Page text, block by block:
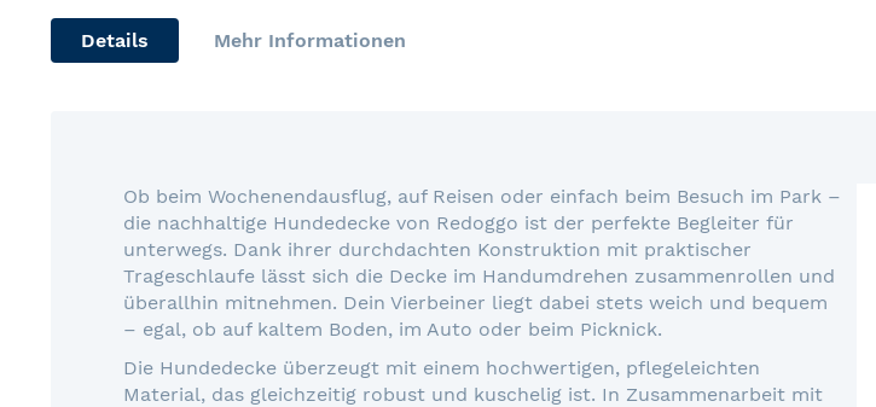
of
images
Details Mehr Informationen
Ob beim Wochenendausflug, auf Reisen oder einfach beim Besuch im Park –
die nachhaltige Hundedecke von Redoggo ist der perfekte Begleiter für
unterwegs. Dank ihrer durchdachten Konstruktion mit praktischer
Trageschlaufe lässt sich die Decke im Handumdrehen zusammenrollen und
überallhin mitnehmen. Dein Vierbeiner liegt dabei stets weich und bequem
– egal, ob auf kaltem Boden, im Auto oder beim Picknick.
Die Hundedecke überzeugt mit einem hochwertigen, pflegeleichten
Material, das gleichzeitig robust und kuschelig ist. In Zusammenarbeit mit